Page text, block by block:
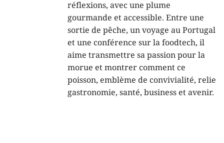
réflexions, avec une plume
gourmande et accessible. Entre une
sortie de pêche, un voyage au Portugal
et une conférence sur la foodtech, il
aime transmettre sa passion pour la
morue et montrer comment ce
poisson, emblème de convivialité, relie
gastronomie, santé, business et avenir.